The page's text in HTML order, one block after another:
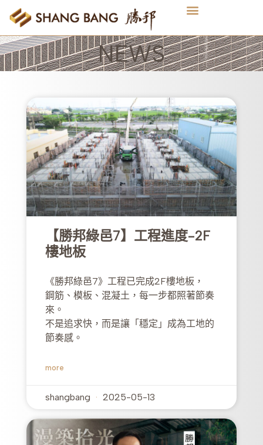
NEWS
【勝邦綠邑7】工程進度-2F
樓地板
《勝邦綠邑7》工程已完成2F樓地板，
鋼筋、模板、混凝土，每一步都照著節奏
來。
不是追求快，而是讓「穩定」成為工地的
節奏感。
more
shangbang 2025-05-13